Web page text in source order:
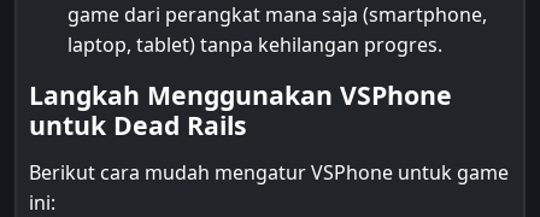
game dari perangkat mana saja (smartphone,
laptop, tablet) tanpa kehilangan progres.
Langkah Menggunakan VSPhone
untuk Dead Rails
Berikut cara mudah mengatur VSPhone untuk game
ini: